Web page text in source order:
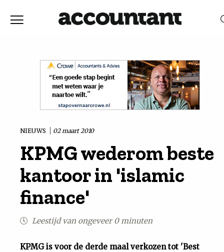
Vaktechniek
Achtergrond
Uit
NIEUWS 02 maart 2010
KPMG wederom beste
kantoor in 'islamic
finance'
Leestijd van ongeveer 0 minuten
KPMG is voor de derde maal verkozen tot 'Best
RELEVANTIEDATUM